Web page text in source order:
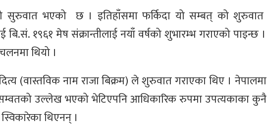
सुरुवात भएको छ । इतिहाँसमा फर्किदा यो सम्बत् को शुरुवात
१९६१ मेष संक्रान्तीलाई नयाँ वर्षको शुभारम्भ गराएको पाइन्छ ।
थियो ।
(वास्तविक नाम राजा बिक्रम) ले शुरुवात गराएका थिए । नेपालमा
उल्लेख भएको भेटिएपनि आधिकारिक रुपमा उपत्यकाका कुनै
थिएनन् ।